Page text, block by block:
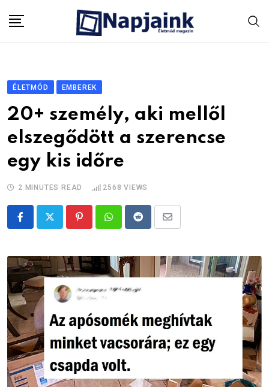
ÉLETMÓD EMBEREK
20+ személy, aki mellől
elszegődött a szerencse
egy kis időre
2 MINUTES READ 2568 VIEWS
PinterestWhatsappRedditShare
Email